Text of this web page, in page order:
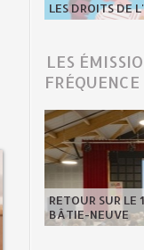
LES DROITS DE
LES
RETOUR SUR LE
BÂTIE-NEUVE